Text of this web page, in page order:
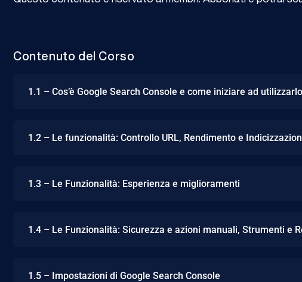
Contenuto del Corso
1.1 – Cos’è Google Search Console e come iniziare ad utilizzarlo
1.2 – Le funzionalità: Controllo URL, Rendimento e
1.3 – Le Funzionalità: Esperienza e miglioramenti
1.4 – Le Funzionalità: Sicurezza e azioni manuali, Strumenti e
1.5 – Impostazioni di Google Search Console